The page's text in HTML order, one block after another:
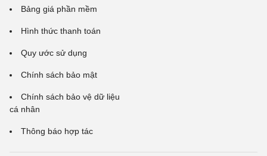
Bảng giá phần mềm
Hình thức thanh toán
Quy ước sử dụng
Chính sách bảo mật
Chính sách bảo vệ dữ liệu
cá nhân
Thông báo hợp tác